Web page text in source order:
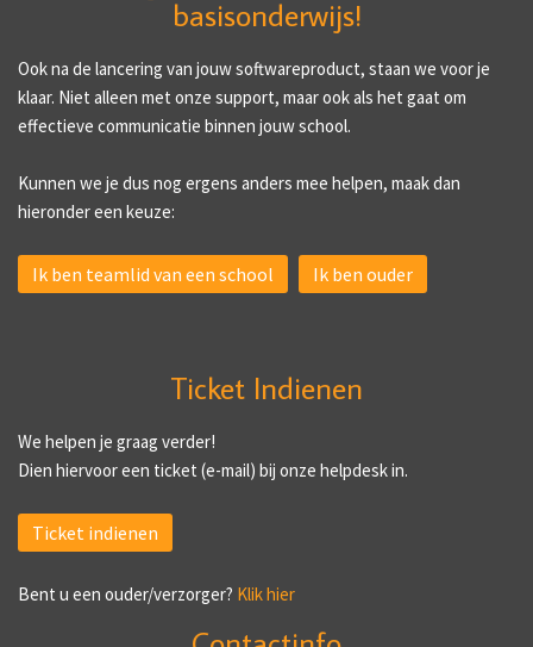
basisonderwijs!
Ook na de lancering van jouw softwareproduct, staan we voor je
klaar. Niet alleen met onze support, maar ook als het gaat om
effectieve communicatie binnen jouw school.
Kunnen we je dus nog ergens anders mee helpen, maak dan
hieronder een keuze:
Ik ben teamlid van een school Ik ben ouder
Ticket Indienen
We helpen je graag verder!
Dien hiervoor een ticket (e-mail) bij onze helpdesk in.
Ticket indienen
Bent u een ouder/verzorger? Klik hier